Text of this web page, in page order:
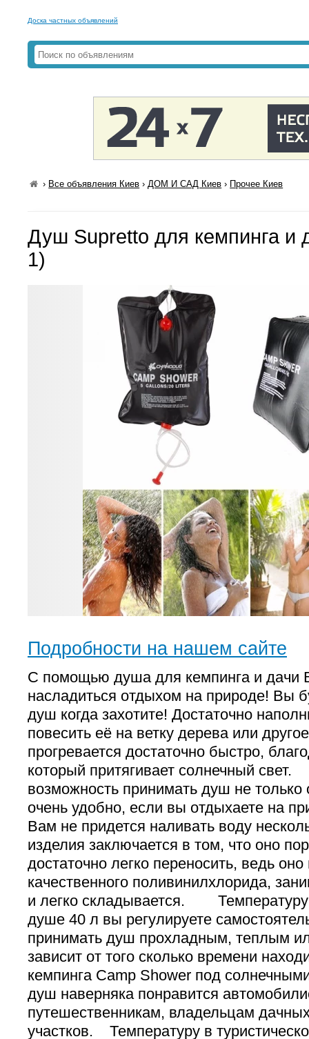
Доска частных объявлений
› Все объявления Киев ›ДОМ И САД Киев › Прочее Киев
Душ Supretto для кемпинга и
1)
Подробности на нашем сайте
С помощью душа для кемпинга и дачи
насладиться отдыхом на природе! Вы
душ когда захотите! Достаточно
повесить её на ветку дерева или
прогревается достаточно быстро,
который притягивает солнечный
возможность принимать душ не только
очень удобно, если вы отдыхаете на
Вам не придется наливать воду
изделия заключается в том, что оно
достаточно легко переносить, ведь оно
качественного поливинилхлорида,
и легко складывается. Температуру
душе 40 л вы регулируете
принимать душ прохладным, теплым
зависит от того сколько времени
кемпинга Camp Shower под
душ наверняка понравится
путешественникам, владельцам
участков. Температуру в